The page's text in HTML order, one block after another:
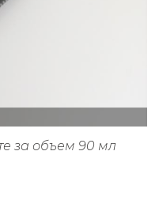
за объем 90 мл